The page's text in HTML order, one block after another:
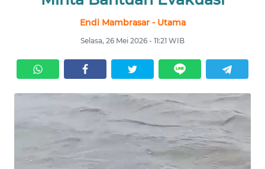
Endi Mambrasar - Utama
Selasa, 26 Mei 2026 - 11:21 WIB
OPINI